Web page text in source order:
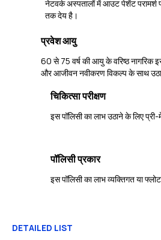
नेटवर्क अस्पतालों में आउट पेशेंट परामर्श
तक देय है।
प्रवेश आयु
60 से 75 वर्ष की आयु के वरिष्ठ नागरिक
और आजीवन नवीकरण विकल्प के साथ
चिकित्सा परीक्षण
इस पॉलिसी का लाभ उठाने के लिए
पॉलिसी प्रकार
इस पॉलिसी का लाभ व्यक्तिगत या
DETAILED LIST